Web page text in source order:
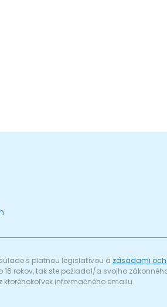
s platnou legislatívou a zásadami
16 rokov, tak ste požiadal/a svojho
informačného emailu.